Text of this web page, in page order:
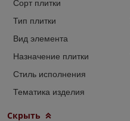
Сорт плитки
Тип плитки
Вид элемента
Назначение плитки
Стиль исполнения
Тематика изделия
Скрыть